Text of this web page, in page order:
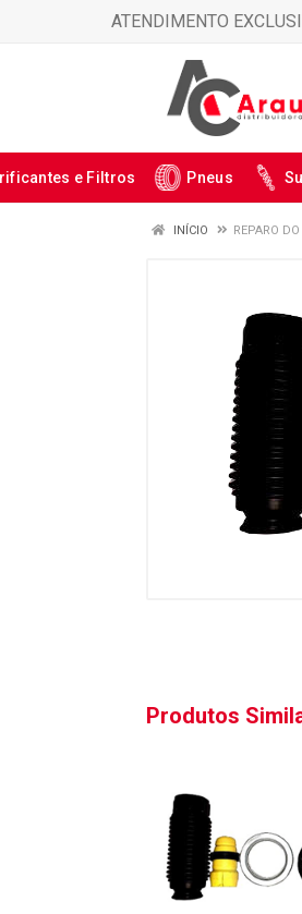
ATENDIMENTO
e Filtros Pneus
INÍCIO REPARO
Produtos